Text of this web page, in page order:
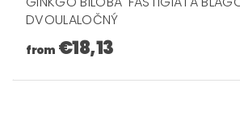
DVOULALOČNÝ
from €18,13